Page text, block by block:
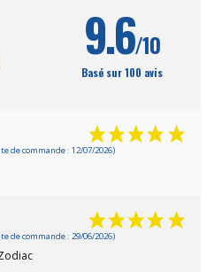
9.6/10
Basé sur 100 avis
de commande : 12/07/2026)
de commande : 29/06/2026)